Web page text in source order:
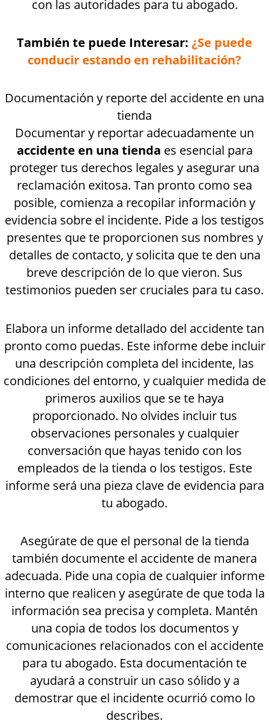
con las autoridades para tu abogado.
También te puede Interesar: ¿Se puede
conducir estando en rehabilitación?
Documentación y reporte del accidente en una
tienda
Documentar y reportar adecuadamente un
accidente en una tienda es esencial para
proteger tus derechos legales y asegurar una
reclamación exitosa. Tan pronto como sea
posible, comienza a recopilar información y
evidencia sobre el incidente. Pide a los testigos
presentes que te proporcionen sus nombres y
detalles de contacto, y solicita que te den una
breve descripción de lo que vieron. Sus
testimonios pueden ser cruciales para tu caso.
Elabora un informe detallado del accidente tan
pronto como puedas. Este informe debe incluir
una descripción completa del incidente, las
condiciones del entorno, y cualquier medida de
primeros auxilios que se te haya
proporcionado. No olvides incluir tus
observaciones personales y cualquier
conversación que hayas tenido con los
empleados de la tienda o los testigos. Este
informe será una pieza clave de evidencia para
tu abogado.
Asegúrate de que el personal de la tienda
también documente el accidente de manera
adecuada. Pide una copia de cualquier informe
interno que realicen y asegúrate de que toda la
información sea precisa y completa. Mantén
una copia de todos los documentos y
comunicaciones relacionados con el accidente
para tu abogado. Esta documentación te
ayudará a construir un caso sólido y a
demostrar que el incidente ocurrió como lo
describes.